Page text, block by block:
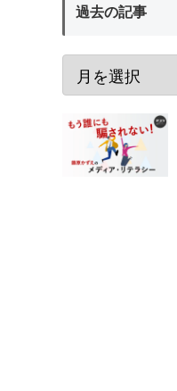
過去の記事